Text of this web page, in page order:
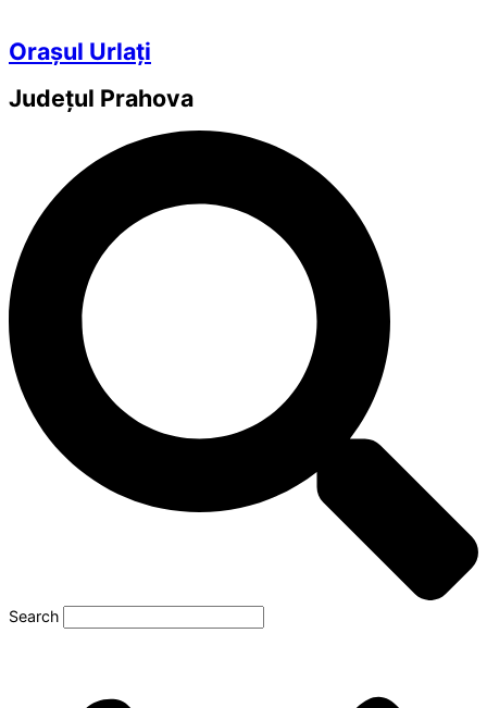
Orașul Urlați
Județul Prahova
Search